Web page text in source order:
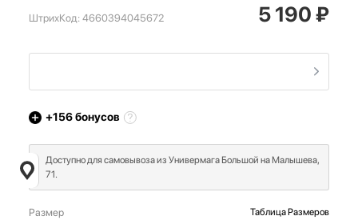
ШтрихКод: 4660394045672 5 190₽
+156бонусов
Доступно для самовывоза из Универмага Большой на Малышева,
71.
Размер
Таблица Размеров